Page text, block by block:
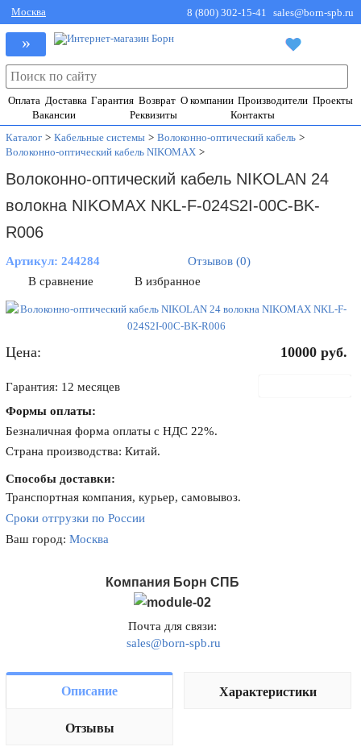
Москва 8 (800) 302-15-41 sales@born-spb.ru
»
Оплата Доставка Гарантия Возврат О компании Производители Проекты
Вакансии
Реквизиты
Контакты
Каталог > Кабельные системы > Волоконно-оптический кабель >
Волоконно-оптический кабель NIKOMAX >
Волоконно-оптический кабель NIKOLAN 24
волокна NIKOMAX NKL-F-024S2I-00C-BK-
R006
Артикул:244284
Отзывов (0)
В сравнение
В избранное
Цена: 10000 руб.
Гарантия: 12 месяцев
Формы оплаты:
Безналичная форма оплаты с НДС 22%.
Страна производства: Китай.
Способы доставки:
Транспортная компания, курьер, самовывоз.
Сроки отгрузки по России
Ваш город:Москва
Компания Борн СПБ
Почта для связи:
sales@born-spb.ru
Описание Характеристики
Отзывы